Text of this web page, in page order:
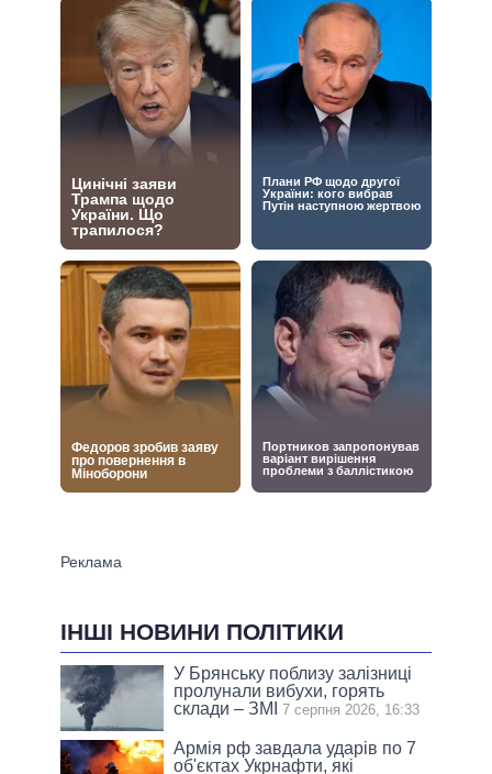
ІНШІ НОВИНИ ПОЛІТИКИ
У Брянську поблизу залізниці
пролунали вибухи, горять
склади – ЗМІ
7 серпня 2026, 16:33
Армія рф завдала ударів по 7
об'єктах Укрнафти, які